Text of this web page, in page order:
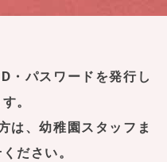
・パスワードを発行し
。
は、幼稚園スタッフま
ださい。